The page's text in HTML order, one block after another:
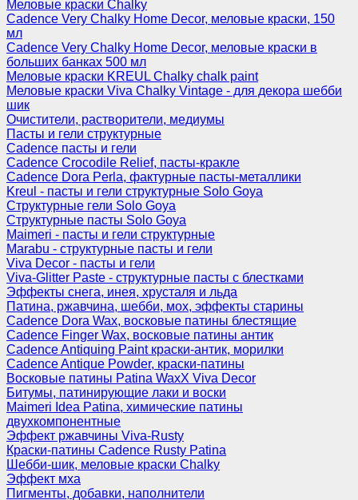
Меловые краски Chalky
Cadence Very Chalky Home Decor, меловые краски, 150
мл
Cadence Very Chalky Home Decor, меловые краски в
больших банках 500 мл
Меловые краски KREUL Chalky chalk paint
Меловые краски Viva Chalky Vintage - для декора шебби
шик
Очистители, растворители, медиумы
Пасты и гели структурные
Cadence пасты и гели
Cadence Crocodile Relief, пасты-кракле
Cadence Dora Perla, фактурные пасты-металлики
Kreul - пасты и гели структурные Solo Goya
Структурные гели Solo Goya
Структурные пасты Solo Goya
Maimeri - пасты и гели структурные
Marabu - структурные пасты и гели
Viva Decor - пасты и гели
Viva-Glitter Paste - структурные пасты с блестками
Эффекты снега, инея, хрусталя и льда
Патина, ржавчина, шебби, мох, эффекты старины
Cadence Dora Wax, восковые патины блестящие
Cadence Finger Wax, восковые патины антик
Сadence Antiquing Paint краски-антик, морилки
Cadence Antique Powder, краски-патины
Восковые патины Patina WaxX Viva Decor
Битумы, патинирующие лаки и воски
Maimeri Idea Patina, химические патины
двухкомпонентные
Эффект ржавчины Viva-Rusty
Краски-патины Cadence Rusty Patina
Шебби-шик, меловые краски Chalky
Эффект мха
Пигменты, добавки, наполнители